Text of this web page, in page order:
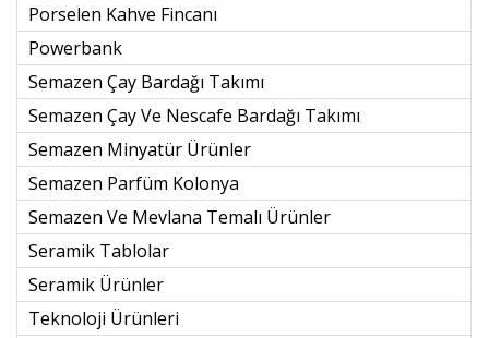
Porselen Kahve Fincanı
Powerbank
Semazen Çay Bardağı Takımı
Semazen Çay Ve Nescafe Bardağı Takımı
Semazen Minyatür Ürünler
Semazen Parfüm Kolonya
Semazen Ve Mevlana Temalı Ürünler
Seramik Tablolar
Seramik Ürünler
Teknoloji Ürünleri